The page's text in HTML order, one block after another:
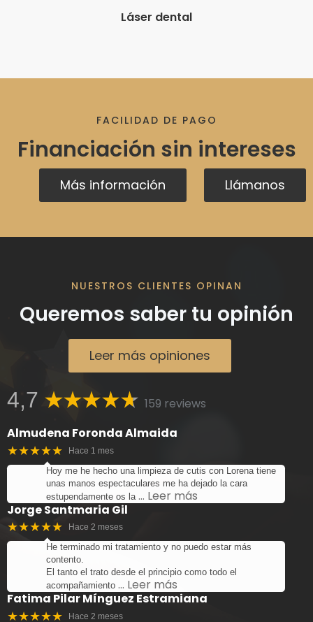
Láser dental
FACILIDAD DE PAGO
Financiación sin intereses
Más información Llámanos
NUESTROS CLIENTES OPINAN
Queremos saber tu opinión
Leer más opiniones
4,7
159 reviews
Almudena Foronda Almaida
★★★★★ Hace 1 mes
Hoy me he hecho una limpieza de cutis con Lorena tiene
unas manos espectaculares me ha dejado la cara
estupendamente os la … Leer más
Jorge Santmaria Gil
★★★★★ Hace 2 meses
He terminado mi tratamiento y no puedo estar más
contento.
El tanto el trato desde el principio como todo el
acompañamiento … Leer más
Fatima Pilar Mínguez Estramiana
★★★★★ Hace 2 meses